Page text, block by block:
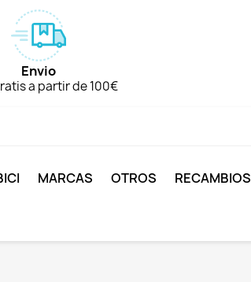
Envio
a partir de 100€
MARCAS OTROS RECAMBIOS